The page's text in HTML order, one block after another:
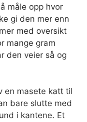
måle opp hvor
gi den mer enn
med oversikt
mange gram
den veier så og
en masete katt til
bare slutte med
i kantene. Et